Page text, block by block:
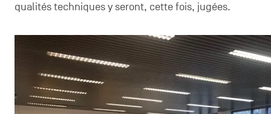
qualités techniques y seront, cette fois, jugées.